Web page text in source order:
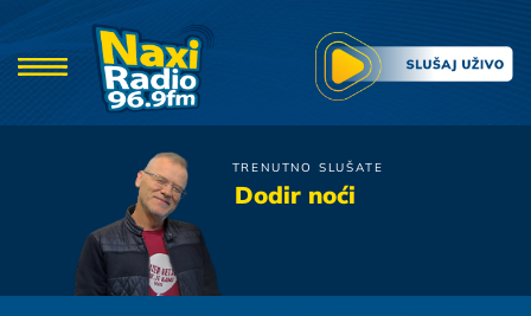
TRENUTNO SLUŠATE
Dodir noćiBoris Novkovic